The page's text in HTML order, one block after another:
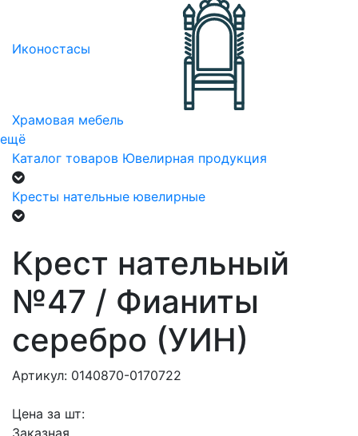
Иконостасы
Храмовая мебель
ещё
Каталог товаров Ювелирная продукция
Кресты нательные ювелирные
Крест нательный
№47 / Фианиты
серебро (УИН)
Артикул: 0140870-0170722
Цена за шт:
Заказная